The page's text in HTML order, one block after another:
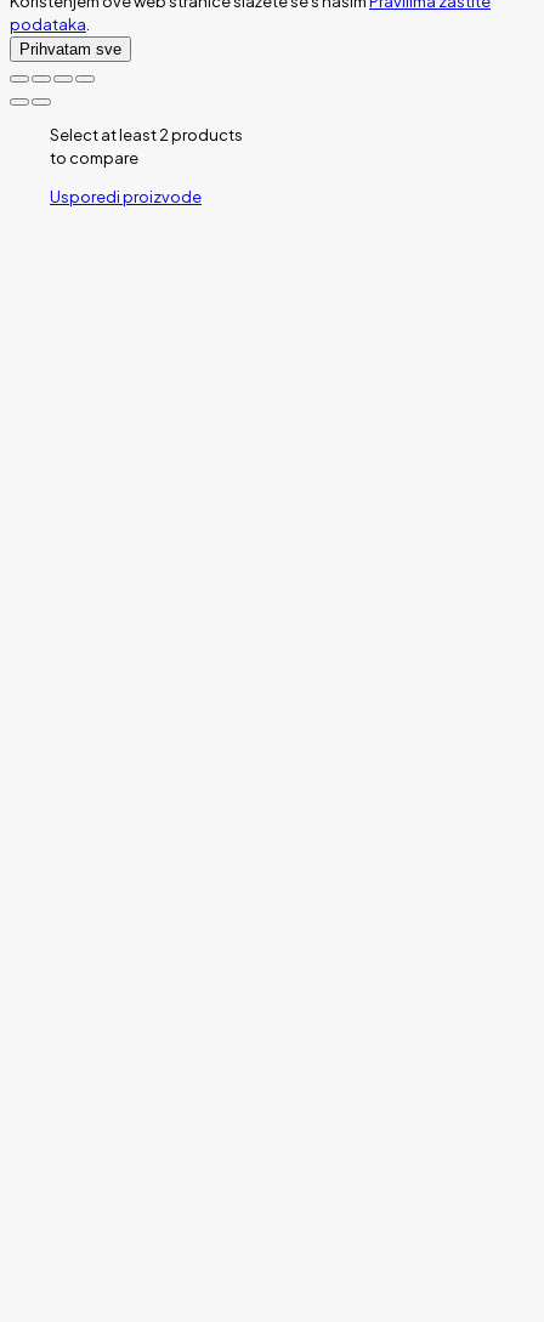
podataka.
Prihvatam sve
Select at least 2 products
to compare
Usporedi proizvode